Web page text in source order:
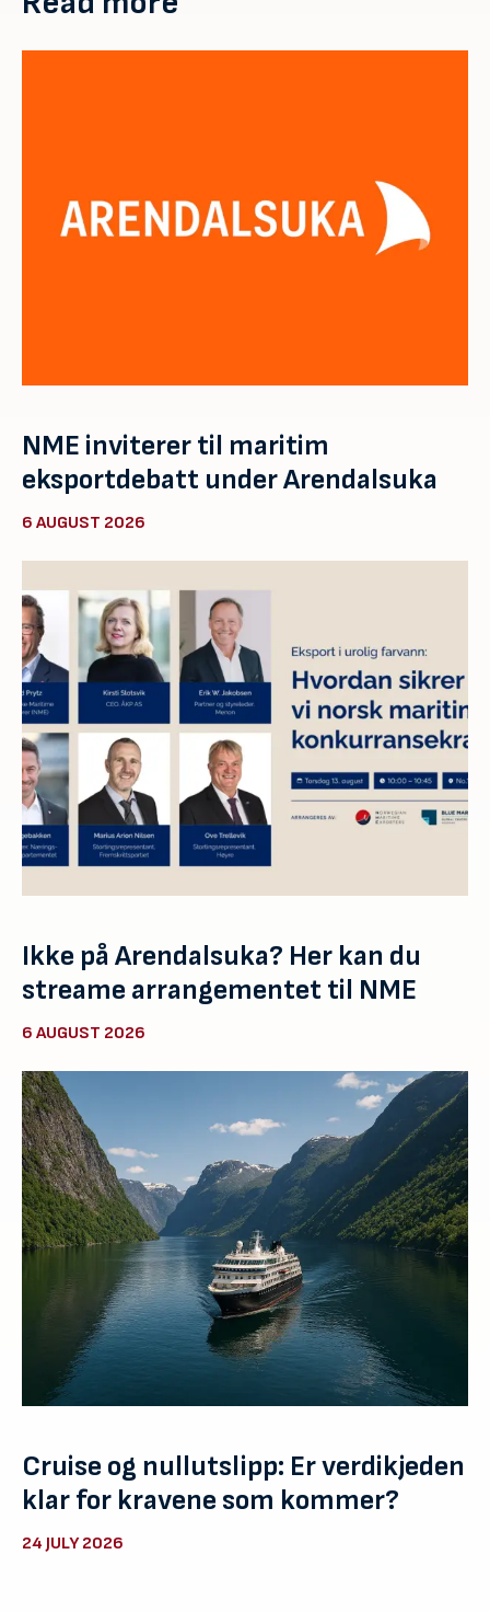
NME inviterer til maritim
eksportdebatt under Arendalsuka
6 AUGUST 2026
Ikke på Arendalsuka? Her kan du
streame arrangementet til NME
6 AUGUST 2026
Cruise og nullutslipp: Er verdikjeden
klar for kravene som kommer?
24 JULY 2026